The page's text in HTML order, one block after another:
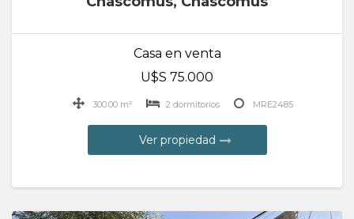
Casa en venta
U$S 75.000
300.00 m² 2 dormitorios MRE2485
Ver propiedad